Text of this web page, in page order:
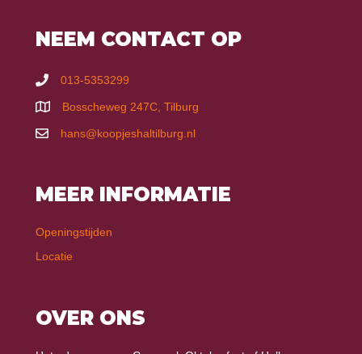
NEEM CONTACT OP
013-5353299
Bosscheweg 247C, Tilburg
hans@koopjeshaltilburg.nl
MEER INFORMATIE
Openingstijden
Locatie
OVER ONS